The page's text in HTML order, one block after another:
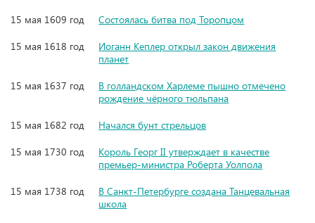
15 мая 1609 год
Состоялась битва под Торопцом
15 мая 1618 год
Иоганн Кеплер открыл закон движения
планет
15 мая 1637 год
В голландском Харлеме пышно отмечено
рождение чёрного тюльпана
15 мая 1682 год
Начался бунт стрельцов
15 мая 1730 год
Король Георг II утверждает в качестве
премьер-министра Роберта Уолпола
15 мая 1738 год
В Санкт-Петербурге создана Танцевальная
школа